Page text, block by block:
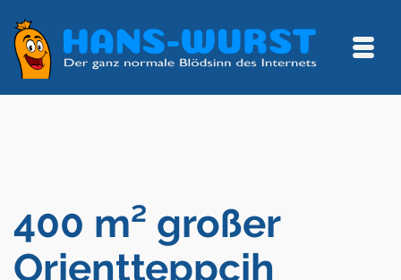
400 m² großer
Orientteppcih